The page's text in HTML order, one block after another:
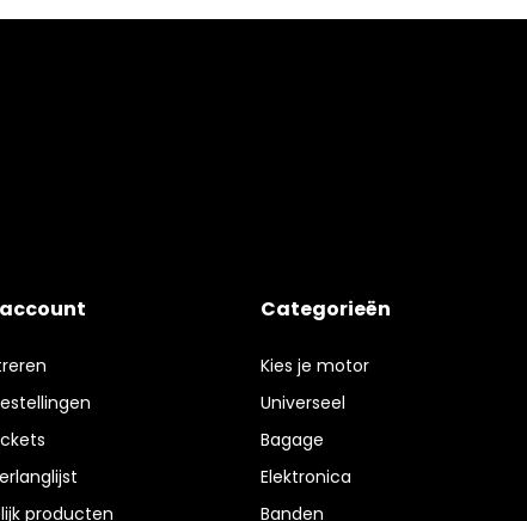
producten
Categorieën
Kies je motor
Universeel
Bagage
Elektronica
Banden